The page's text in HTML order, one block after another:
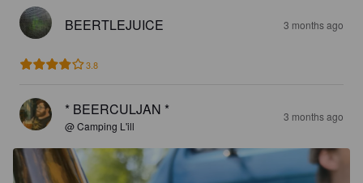
BEERTLEJUICE 3 months ago
3.8
* BEERCULJAN *
@ Camping L'ill
3 months ago